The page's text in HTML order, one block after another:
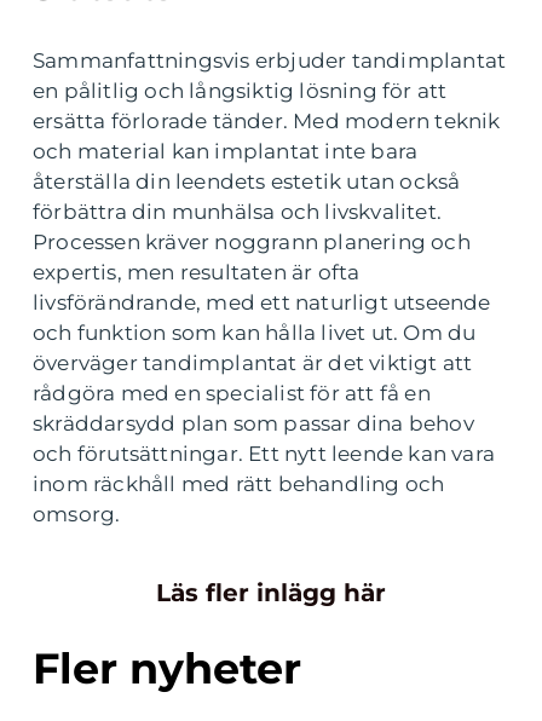
Sammanfattningsvis erbjuder tandimplantat
en pålitlig och långsiktig lösning för att
ersätta förlorade tänder. Med modern teknik
och material kan implantat inte bara
återställa din leendets estetik utan också
förbättra din munhälsa och livskvalitet.
Processen kräver noggrann planering och
expertis, men resultaten är ofta
livsförändrande, med ett naturligt utseende
och funktion som kan hålla livet ut. Om du
överväger tandimplantat är det viktigt att
rådgöra med en specialist för att få en
skräddarsydd plan som passar dina behov
och förutsättningar. Ett nytt leende kan vara
inom räckhåll med rätt behandling och
omsorg.
Läs fler inlägg här
Fler nyheter